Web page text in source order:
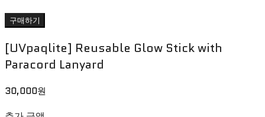
구매하기
[UVpaqlite] Reusable Glow Stick with
Paracord Lanyard
30,000원